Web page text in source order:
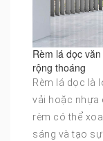
Rèm lá dọc
rộng thoáng
Rèm lá dọc là
vải hoặc nhựa
rèm có thể
sáng và tạo